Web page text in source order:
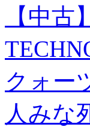
【中
クォー
人みな